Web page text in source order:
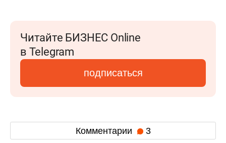
Читайте БИЗНЕС Online
в Telegram
подписаться
Комментарии 3